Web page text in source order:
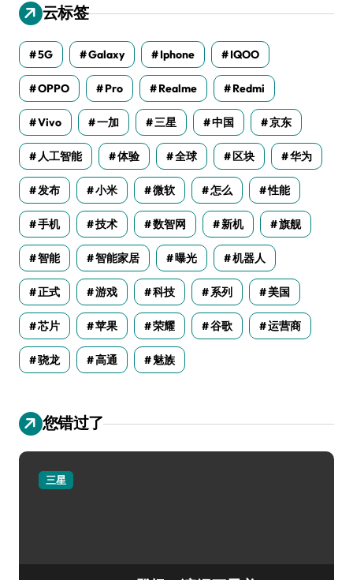
云标签
5G Galaxy Iphone IQOO
OPPO Pro Realme Redmi
Vivo 一加 三星 中国 京东
人工智能 体验 全球 区块 华为
发布 小米 微软 怎么 性能
手机 技术 数智网 新机 旗舰
智能 智能家居 曝光 机器人
正式 游戏 科技 系列 美国
芯片 苹果 荣耀 谷歌 运营商
骁龙 高通 魅族
您错过了
三星